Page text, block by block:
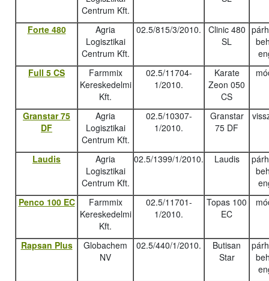
Centrum Kft.
Forte 480
Agria
Logisztikai
Centrum Kft.
02.5/815/3/2010.
Clinic 480
SL
Full 5 CS
Farmmix
Kereskedelmi
Kft.
02.5/11704-
1/2010.
Karate
Zeon 050
CS
Granstar 75
DF
Agria
Logisztikai
Centrum Kft.
02.5/10307-
1/2010.
Granstar
75 DF
Laudis
Agria
Logisztikai
Centrum Kft.
02.5/1399/1/2010. Laudis
Penco 100 EC
Farmmix
Kereskedelmi
Kft.
02.5/11701-
1/2010.
Topas 100
EC
Rapsan Plus
Globachem
NV
02.5/440/1/2010.
Butisan
Star